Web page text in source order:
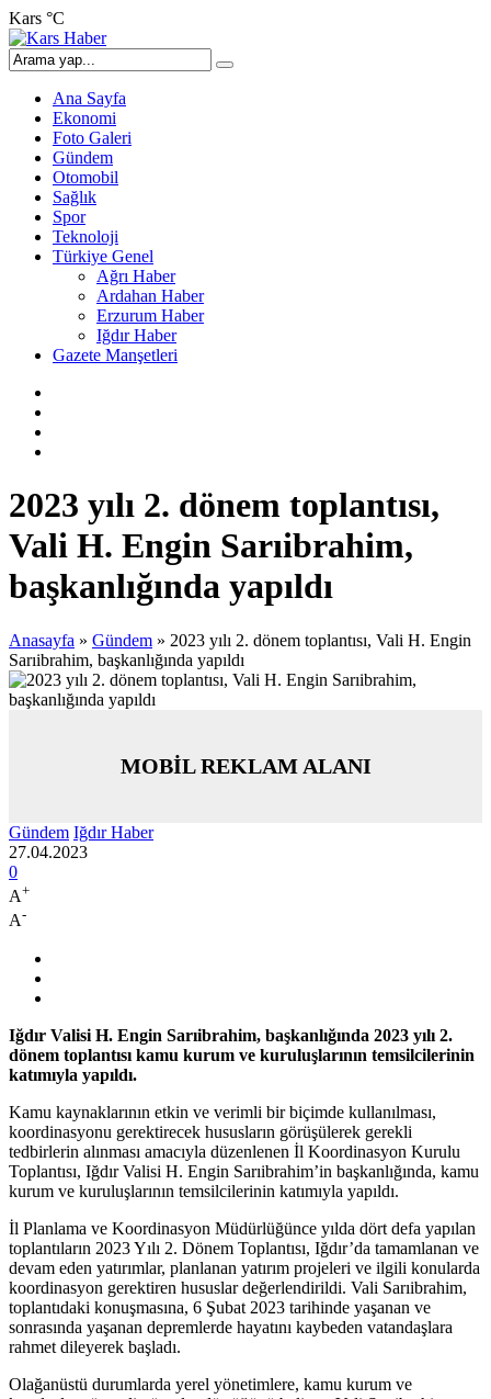
Kars °C
Ana Sayfa
Ekonomi
Foto Galeri
Gündem
Otomobil
Sağlık
Spor
Teknoloji
Türkiye Genel
Ağrı Haber
Ardahan Haber
Erzurum Haber
Iğdır Haber
Gazete Manşetleri
2023 yılı 2. dönem toplantısı,
Vali H. Engin Sarıibrahim,
başkanlığında yapıldı
Anasayfa » Gündem » 2023 yılı 2. dönem toplantısı, Vali H. Engin
Sarıibrahim, başkanlığında yapıldı
MOBİL REKLAM ALANI
Gündem Iğdır Haber
27.04.2023
0
A+
A-
Iğdır Valisi H. Engin Sarıibrahim, başkanlığında 2023 yılı 2.
dönem toplantısı kamu kurum ve kuruluşlarının temsilcilerinin
katımıyla yapıldı.
Kamu kaynaklarının etkin ve verimli bir biçimde kullanılması,
koordinasyonu gerektirecek hususların görüşülerek gerekli
tedbirlerin alınması amacıyla düzenlenen İl Koordinasyon Kurulu
Toplantısı, Iğdır Valisi H. Engin Sarıibrahim’in başkanlığında, kamu
kurum ve kuruluşlarının temsilcilerinin katımıyla yapıldı.
İl Planlama ve Koordinasyon Müdürlüğünce yılda dört defa yapılan
toplantıların 2023 Yılı 2. Dönem Toplantısı, Iğdır’da tamamlanan ve
devam eden yatırımlar, planlanan yatırım projeleri ve ilgili konularda
koordinasyon gerektiren hususlar değerlendirildi. Vali Sarıibrahim,
toplantıdaki konuşmasına, 6 Şubat 2023 tarihinde yaşanan ve
sonrasında yaşanan depremlerde hayatını kaybeden vatandaşlara
rahmet dileyerek başladı.
Olağanüstü durumlarda yerel yönetimlere, kamu kurum ve